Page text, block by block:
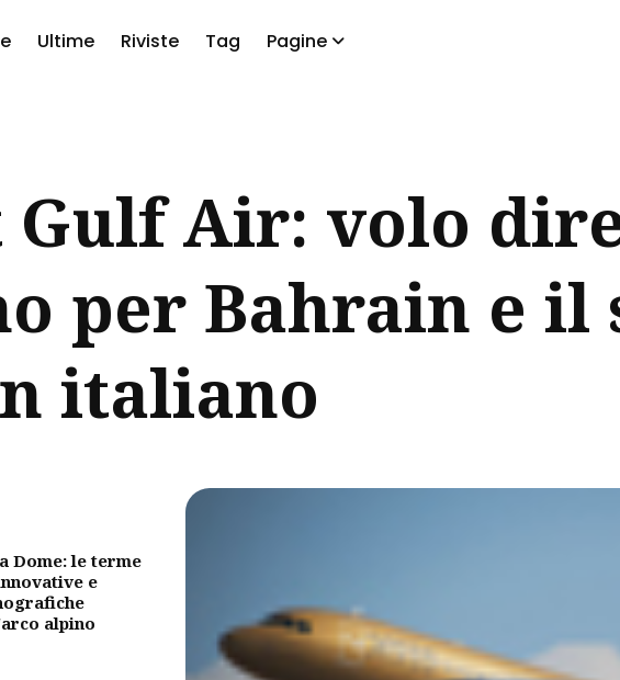
Ultime Riviste Tag Pagine
Gulf Air: volo
per Bahrain e il
italiano
Dome: le terme
e
alpino